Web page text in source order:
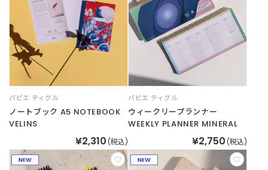
パピエ ティグル
ノートブック A5 NOTEBOOK
VELINS
¥2,310 (税込)
パピエ ティグル
ウィークリープランナー
WEEKLY PLANNER MINERAL
¥2,750 (税込)